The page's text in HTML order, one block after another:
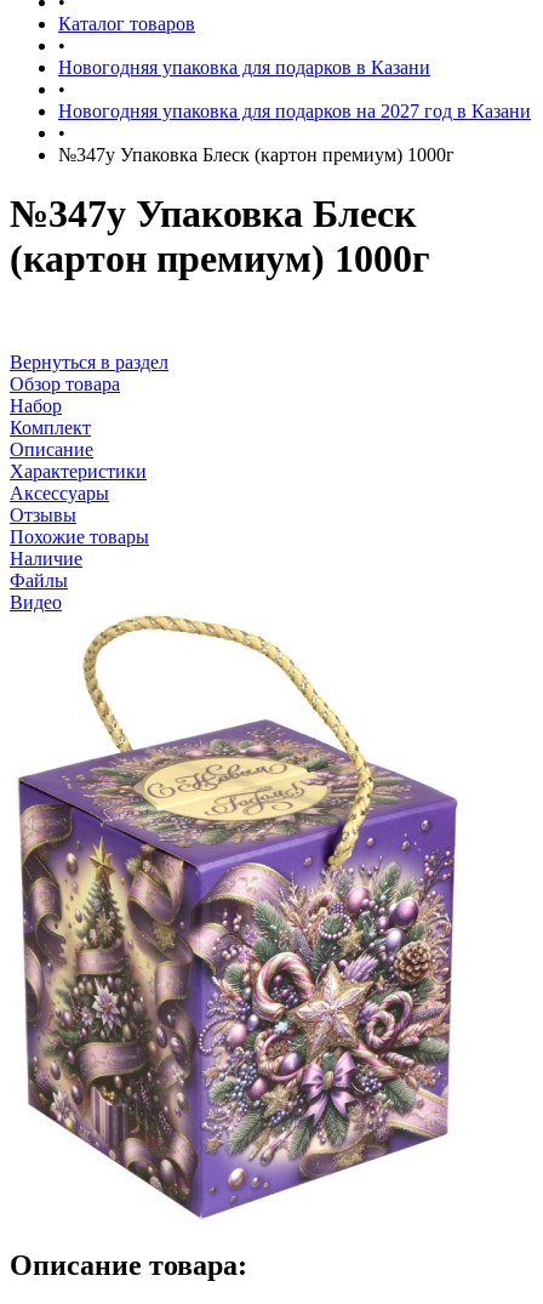
Каталог товаров
•
Новогодняя упаковка для подарков в Казани
•
Новогодняя упаковка для подарков на 2027 год в Казани
•
№347у Упаковка Блеск (картон премиум) 1000г
№347у Упаковка Блеск
(картон премиум) 1000г
Вернуться в раздел
Обзор товара
Набор
Комплект
Описание
Характеристики
Аксессуары
Отзывы
Похожие товары
Наличие
Файлы
Видео
Описание товара: